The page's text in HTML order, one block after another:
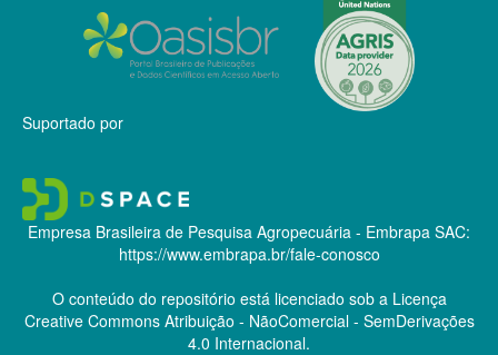
Suportado por
Empresa Brasileira de Pesquisa Agropecuária - Embrapa SAC:
https://www.embrapa.br/fale-conosco
O conteúdo do repositório está licenciado sob a Licença
Creative CommonsAtribuição - NãoComercial - SemDerivações
4.0 Internacional.